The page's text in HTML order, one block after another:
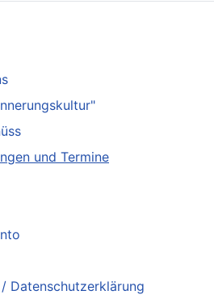
und Termine
Datenschutzerklärung